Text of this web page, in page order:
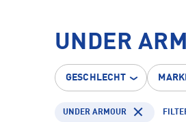
UNDER
GESCHLECHT
UNDER ARMOUR